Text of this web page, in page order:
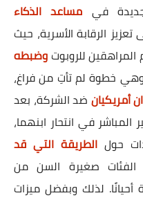
مساعد الذكاء
الرقابة الأسرية، حيث
المراهقين للروبوتوضبطه
خطوة لم تأتِ من فراغ،
أمريكيان ضد الشركة، بعد
في انتحار ابنهما،
حول الطريقة التي قد
صغيرة السن من
لذلك وبفضل ميزات